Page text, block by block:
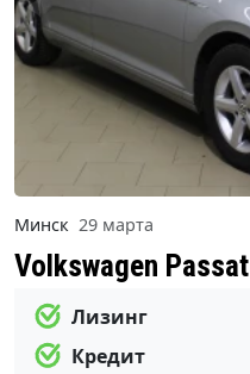
Минск 29 марта
Volkswagen Passat
Лизинг
Кредит